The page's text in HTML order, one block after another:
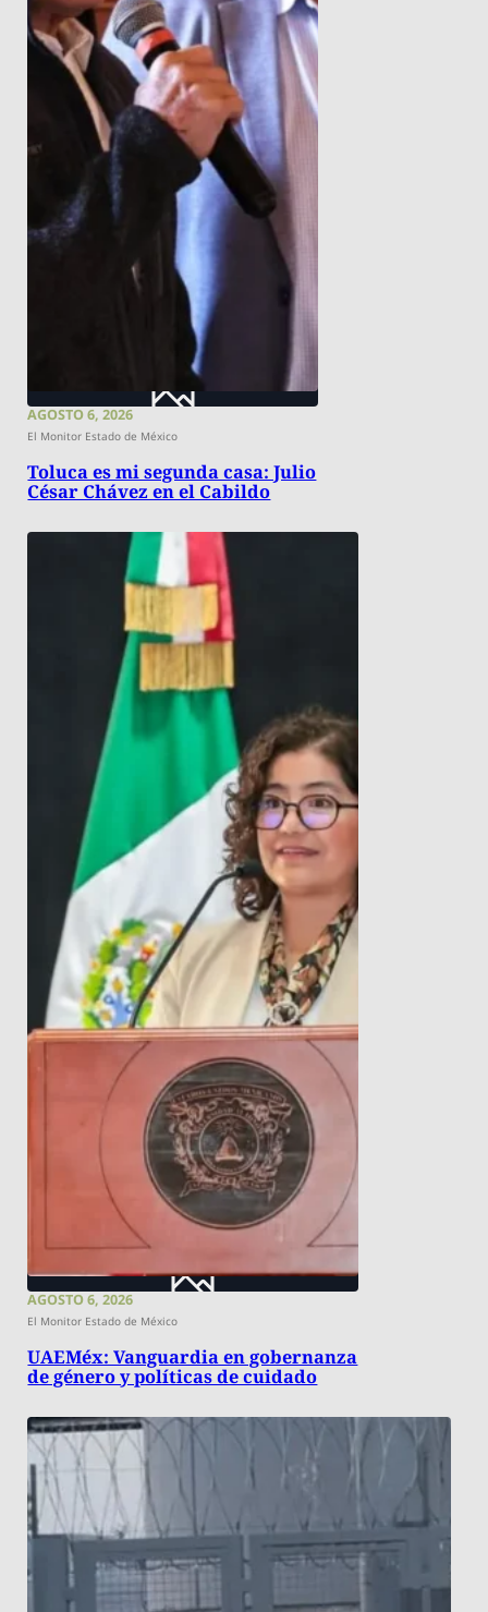
AGOSTO 6, 2026
El Monitor Estado de México
Toluca es mi segunda casa: Julio
César Chávez en el Cabildo
AGOSTO 6, 2026
El Monitor Estado de México
UAEMéx: Vanguardia en gobernanza
de género y políticas de cuidado